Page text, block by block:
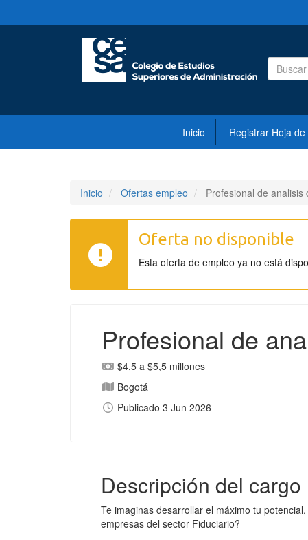
Inicio Registrar Hoja de
Inicio Ofertas empleo Profesional de analisis
Oferta no disponible
Esta oferta de empleo ya no está
Profesional de
$4,5 a $5,5 millones
Bogotá
Publicado 3 Jun 2026
Descripción del cargo
Te imaginas desarrollar el máximo tu
empresas del sector Fiduciario?